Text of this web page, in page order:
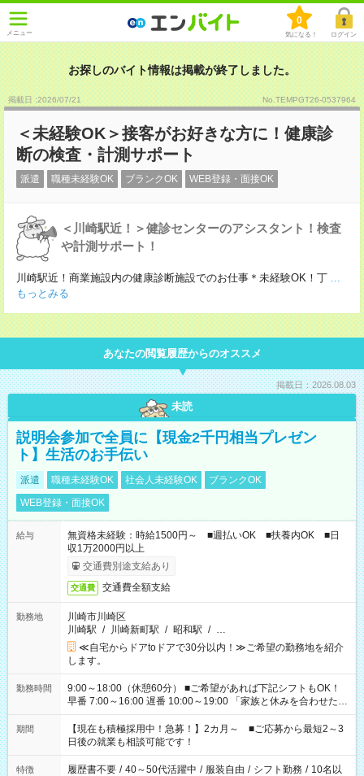
メニュー
0
気になる！ ログイン
お探しのバイト情報は掲載が終了しました。
掲載日 :2026/07/21 No.TEMPGT26-0537964
＜未経験OK＞接客がお好きな方に！健康診
断の検査・計測サポート
派遣 職種未経験OK ブランクOK WEB登録・面接OK
＜川崎駅近！＞健診センターのアシスタント！検査
や計測サポート！
川崎駅近！商業施設内の健康診断施設でのお仕事＊未経験OK！丁 ...
もっとみる
あなたの閲覧履歴からのオススメ
掲載日：2026.08.03
未読
説明会参加で全員に【現金2千円相当プレゼン
ト】生活のお手伝い
派遣 職種未経験OK 社会人未経験OK
ブランクOK
WEB登録・面接OK
給与
無資格未経験：時給1500円～ ■週払いOK ■扶養内OK ■日
収1万2000円以上
交通費別途支給あり
交通費 交通費全額支給
勤務地
川崎市川崎区
川崎駅 / 川崎新町駅 / 昭和駅 / …
≪自宅からドアtoドアで30分以内！≫ご希望の勤務地を紹介
します。
勤務時間
9:00～18:00（休憩60分） ■ご希望があれば下記シフトもOK！
早番 7:00～16:00 遅番 10:00～19:00 「家族と休みを合わせた
い」 「余裕を持って夕飯の準備がしたい」 「できれば残業はし
たくない」 など、ご希望を教えてくださいね。 ※Wワーク希望
の方へ 今ご覧のお仕事で希望する勤務時間と、もう1つのお仕事
の勤務時間。 合計で週40時間を超える場合は応募できません。
期間
【現在も積極採用中！急募！】2カ月～ ■ご応募から最短2～3
日後の就業も相談可能です！
特徴 履歴書不要 / 40～50代活躍中 / 服装自由 / シフト勤務 / 10名以